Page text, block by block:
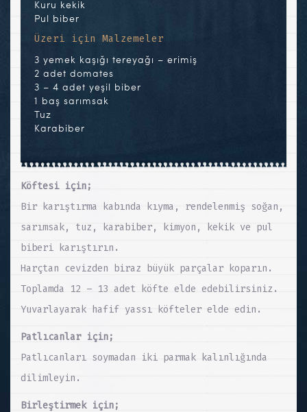
Kuru kekik
Pul biber
Üzeri için Malzemeler
3 yemek kaşığı tereyağı – erimiş
2 adet domates
3 – 4 adet yeşil biber
1 baş sarımsak
Tuz
Karabiber
Köftesi için;
Bir karıştırma kabında kıyma, rendelenmiş soğan,
sarımsak, tuz, karabiber, kimyon, kekik ve pul
biberi karıştırın.
Harçtan cevizden biraz büyük parçalar koparın.
Toplamda 12 – 13 adet köfte elde edebilirsiniz.
Yuvarlayarak hafif yassı köfteler elde edin.
Patlıcanlar için;
Patlıcanları soymadan iki parmak kalınlığında
dilimleyin.
Birleştirmek için;